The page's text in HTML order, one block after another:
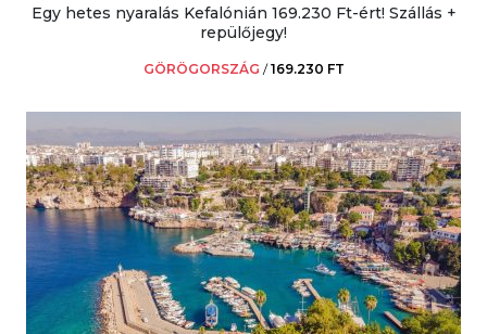
Egy hetes nyaralás Kefalónián 169.230 Ft-ért! Szállás +
repülőjegy!
GÖRÖGORSZÁG /169.230 FT